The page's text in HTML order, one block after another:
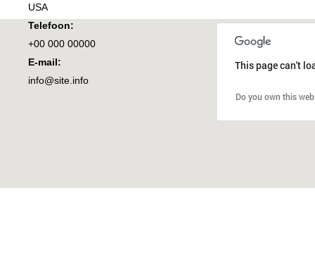
This page can't
Do you own this
USA
Telefoon:
+00 000 00000
E-mail:
info@site.info